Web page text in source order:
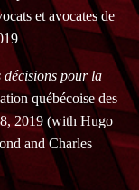
et avocates de
décisions pour la
québécoise des
8, 2019 (with Hugo
and Charles